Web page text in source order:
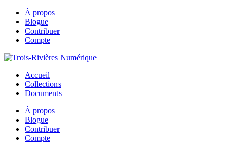
À propos
Blogue
Contribuer
Compte
Accueil
Collections
Documents
À propos
Blogue
Contribuer
Compte